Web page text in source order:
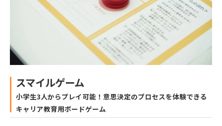
スマイルゲーム
小学生3人からプレイ可能！意思決定のプロセスを体験できる
キャリア教育用ボードゲーム